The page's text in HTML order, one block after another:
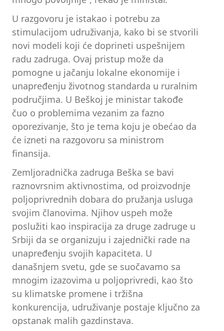
U razgovoru je istakao i potrebu za
stimulacijom udruživanja, kako bi se stvorili
novi modeli koji će doprineti uspešnijem
radu zadruga. Ovaj pristup može da
pomogne u jačanju lokalne ekonomije i
unapređenju životnog standarda u ruralnim
područjima. U Beškoj je ministar takođe
čuo o problemima vezanim za fazno
oporezivanje, što je tema koju je obećao da
će izneti na razgovoru sa ministrom
finansija.
Zemljoradnička zadruga Beška se bavi
raznovrsnim aktivnostima, od proizvodnje
poljoprivrednih dobara do pružanja usluga
svojim članovima. Njihov uspeh može
poslužiti kao inspiracija za druge zadruge u
Srbiji da se organizuju i zajednički rade na
unapređenju svojih kapaciteta. U
današnjem svetu, gde se suočavamo sa
mnogim izazovima u poljoprivredi, kao što
su klimatske promene i tržišna
konkurencija, udruživanje postaje ključno za
opstanak malih gazdinstava.